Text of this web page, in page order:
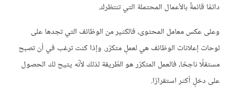
دائمًا قائمةٌ بالأعمال المحتملة التي تنتظرك.
وعلى عكس معامل المحتوى، فالكثير من الوظائف التي تجدها على
لوحات إعلانات الوظائف هي لعملٍ متكرّر. وإذا كنت ترغب في أن تصبح
مستقلًا ناجحًا، فالعمل المتكرّر هو الطّريقة لذلك لأنّه يتيح لك الحصول
على دخلٍ أكثر استقرارًا.